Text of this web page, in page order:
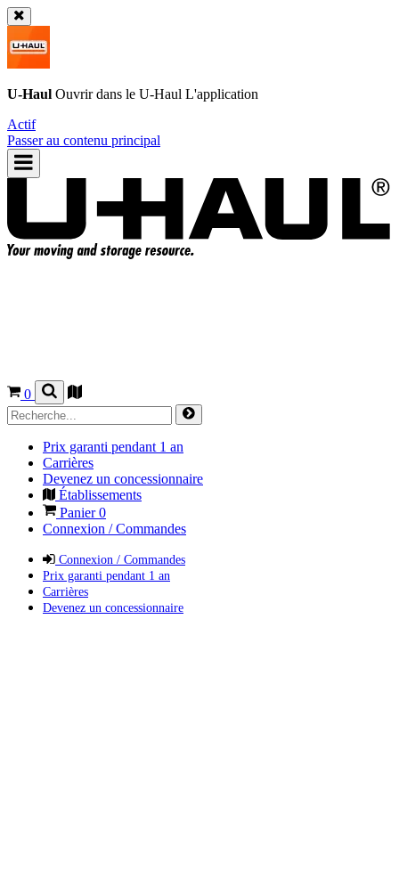
U-Haul Ouvrir dans le U-Haul L'application
Actif
Passer au contenu principal
0
Prix garanti pendant 1 an
Carrières
Devenez un concessionnaire
Établissements
Panier0
Connexion / Commandes
Connexion / Commandes
Prix garanti pendant 1 an
Carrières
Devenez un concessionnaire